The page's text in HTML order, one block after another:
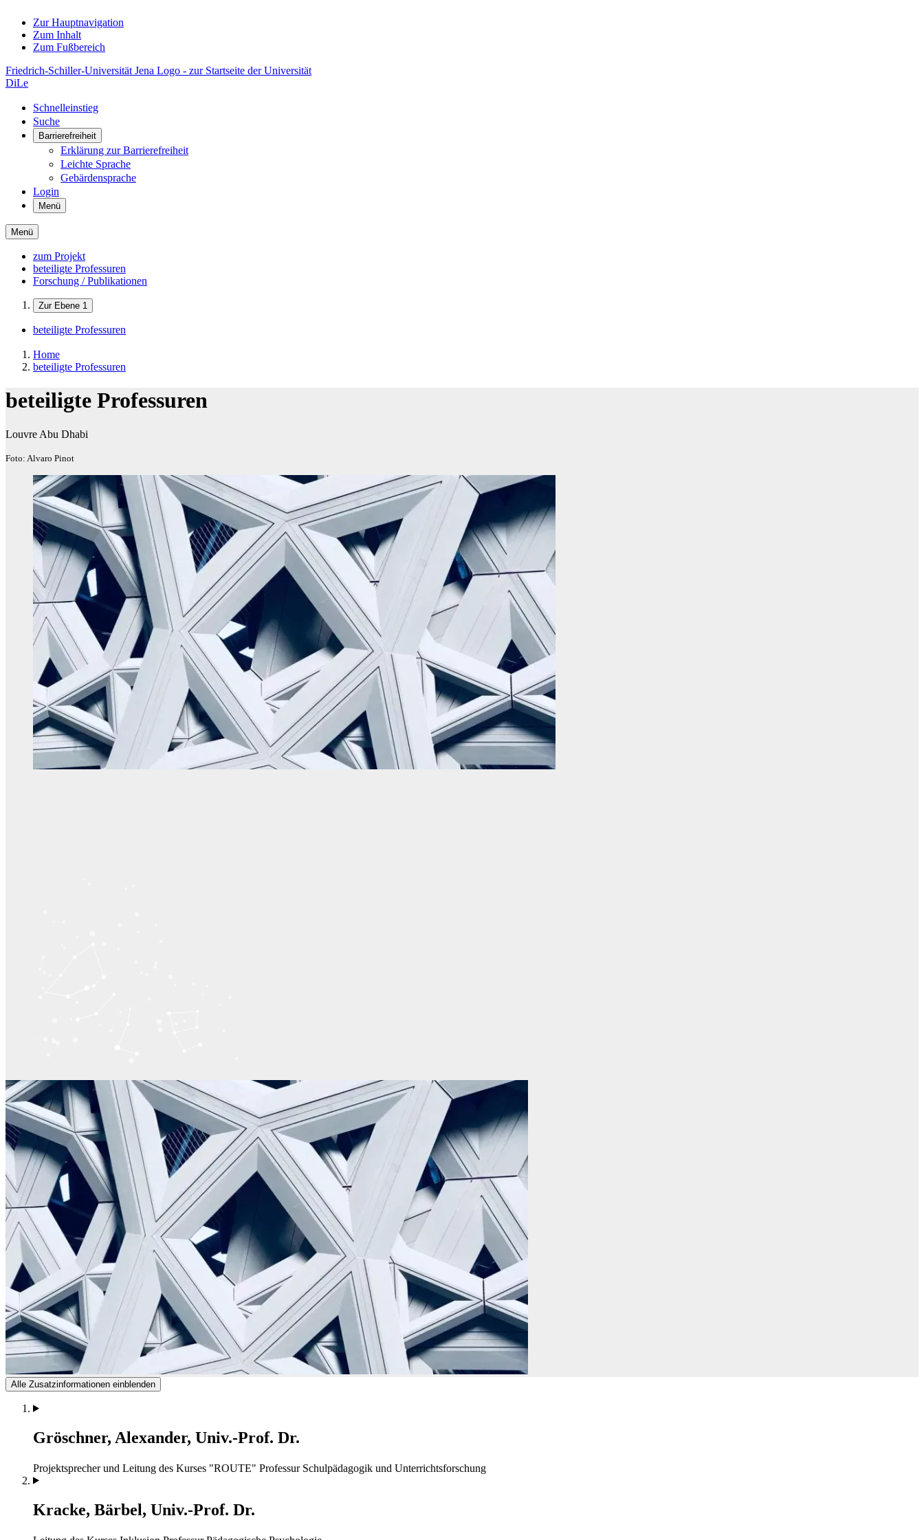
Zur Hauptnavigation
Zum Inhalt
Zum Fußbereich
Friedrich-Schiller-Universität Jena Logo - zur Startseite der Universität
DiLe
Schnelleinstieg
Suche
Barrierefreiheit
Erklärung zur Barrierefreiheit
Leichte Sprache
Gebärdensprache
Login
Menü
Menü
zum Projekt
beteiligte Professuren
Forschung / Publikationen
Zur Ebene 1
beteiligte Professuren
Home
beteiligte Professuren
beteiligte Professuren
Louvre Abu Dhabi
Foto: Alvaro Pinot
Alle Zusatzinformationen einblenden
Gröschner, Alexander, Univ.-Prof. Dr.
Projektsprecher und Leitung des Kurses "ROUTE" Professur Schulpädagogik und Unterrichtsforschung
Kracke, Bärbel, Univ.-Prof. Dr.